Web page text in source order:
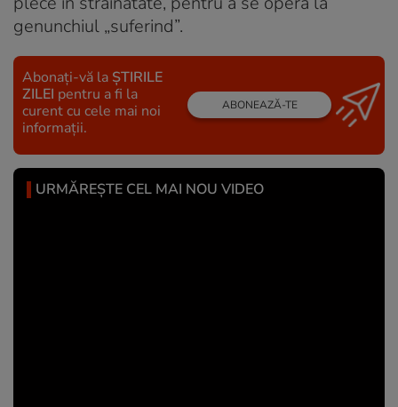
genunchiul „suferind”.
Abonați-vă la ȘTIRILE
ZILEI pentru a fi la
curent cu cele mai noi
informații.
ABONEAZĂ-TE
URMĂREȘTE CEL MAI NOU VIDEO